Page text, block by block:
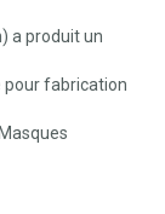
a produit un
pour fabrication